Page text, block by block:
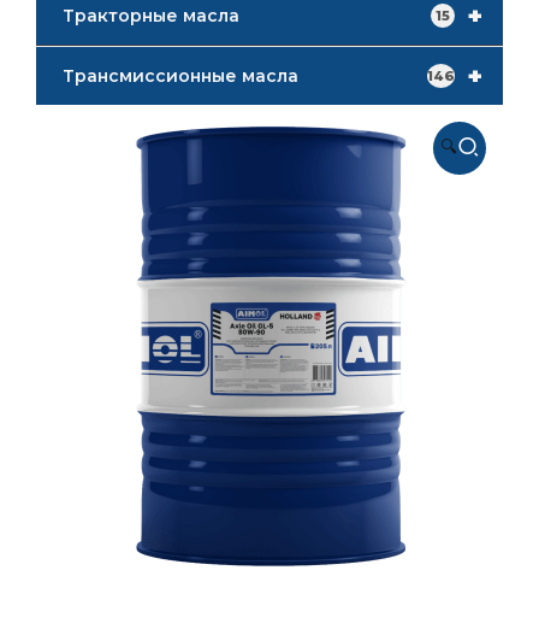
+
Тракторные масла 15
+
Трансмиссионные масла 146
🔍